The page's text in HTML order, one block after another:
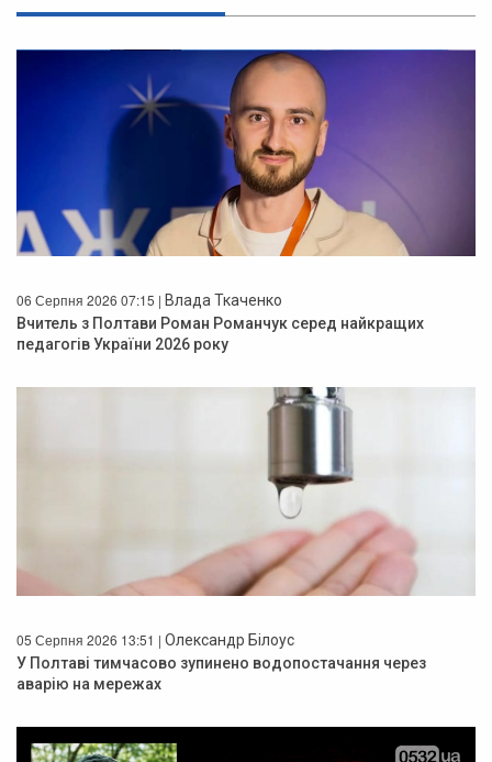
06 Серпня 2026 07:15 | Влада Ткаченко
Вчитель з Полтави Роман Романчук серед найкращих
педагогів України 2026 року
05 Серпня 2026 13:51 | Олександр Білоус
У Полтаві тимчасово зупинено водопостачання через
аварію на мережах